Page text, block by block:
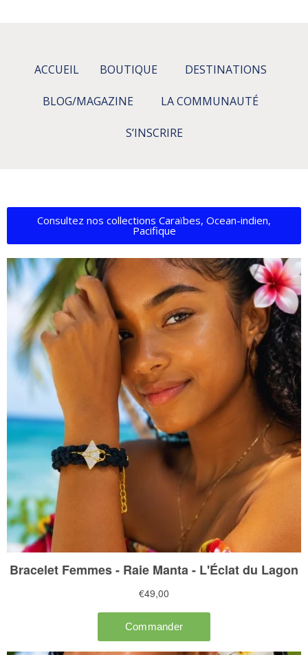
ACCUEIL BOUTIQUE DESTINATIONS
BLOG/MAGAZINE LA COMMUNAUTÉ
S’INSCRIRE
Consultez nos collections Caraïbes, Ocean-indien,
Pacifique